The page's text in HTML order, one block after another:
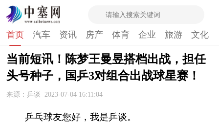
首页 汽车 资讯 房产 体育 企业 旅游 文化
当前短讯！陈梦王曼昱搭档出战，担任
头号种子，国乒3对组合出战球星赛！
来源：乒谈 2023-07-04 16:11:04
乒乓球友您好，我是乒谈。